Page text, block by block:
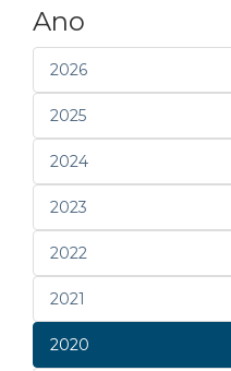
Ano
2026
2025
2024
2023
2022
2021
2020